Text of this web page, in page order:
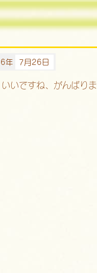
年 7月26日
いですね、がんばり